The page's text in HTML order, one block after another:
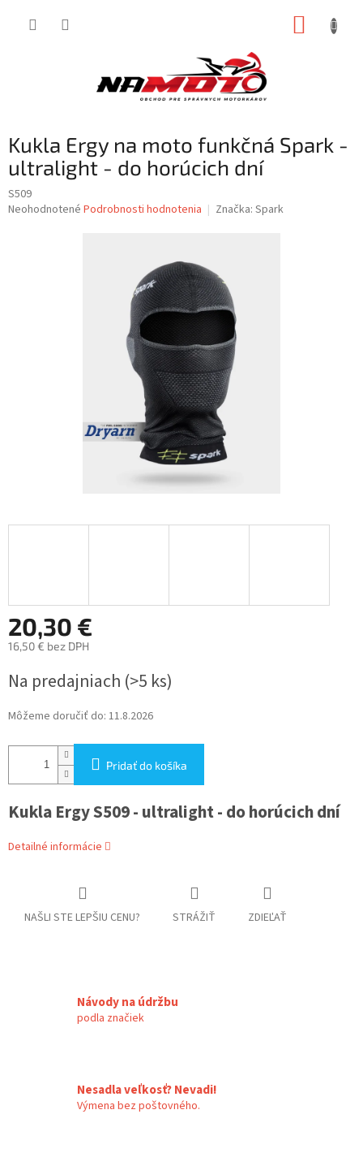
Kukla Ergy na moto funkčná Spark -
ultralight - do horúcich dní
S509
Priemerné
Neohodnotené Podrobnosti hodnotenia Značka: Spark
20,30 €
16,50 € bez DPH
cena:
Na predajniach (>5 ks)
Môžeme doručiť do: 11.8.2026
Pridať do košíka
Kukla Ergy S509 - ultralight - do horúcich dní
Detailné informácie
NAŠLI STE LEPŠIU CENU? STRÁŽIŤ ZDIEĽAŤ
Návody na údržbu
podla značiek
Nesadla veľkosť? Nevadi!
Výmena bez poštovného.